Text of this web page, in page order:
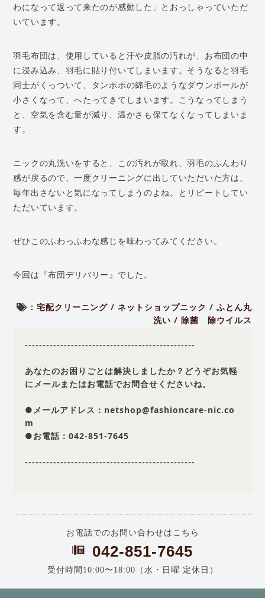
わになって返って来たのが感動した」とおっしゃっていただ
いています。
羽毛布団は、使用していると汗や皮脂の汚れが、お布団の中
に浸み込み、羽毛に貼り付いてしまいます。そうなると羽毛
同士がくっついて、タンポポの綿毛のようなダウンボールが
小さくなって、へたってきてしまいます。こうなってしまう
と、空気を含む量が減り、温かさも保てなくなってしまいま
す。
ニックの丸洗いをすると、この汚れが取れ、羽毛のふんわり
感が戻るので、一度クリーニングに出していただいた方は、
毎年出さないと気になってしまうのよね。とリピートしてい
ただいています。
ぜひこのふわっふわな感じを味わってみてください。
今回は『布団デリバリー』でした。
: 宅配クリーニング/ ネットショップニック / ふとん丸
洗い / 除菌 除ウイルス
------------------------------------------------
あなたのお困りごとは解決しましたか？どうぞお気軽
にメールまたはお電話でお問合せくださいね。
●メールアドレス：netshop@fashioncare-nic.co
m
●お電話：042-851-7645
------------------------------------------------
お電話でのお問い合わせはこちら
042-851-7645
受付時間10:00〜18:00（水・日曜 定休日）